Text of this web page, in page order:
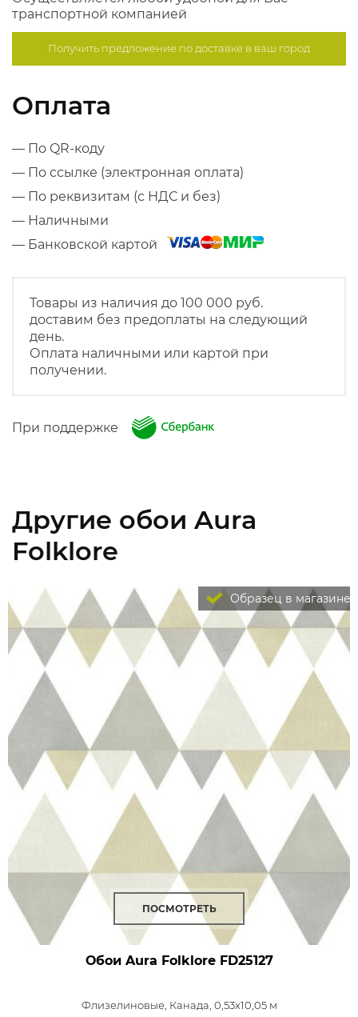
транспортной компанией
Получить предложение подоставке в ваш город
Оплата
— По QR-коду
— По ссылке (электронная оплата)
— По реквизитам (с НДС и без)
— Наличными
— Банковской картой
Товары из наличия до 100 000 руб.
доставим без предоплаты на следующий
день.
Оплата наличными или картой при
получении.
При поддержке
Другие обои Aura
Folklore
Образец в магазине
ПОСМОТРЕТЬ
Обои Aura FolkloreFD25127
Флизелиновые, Канада, 0,53x10,05 м